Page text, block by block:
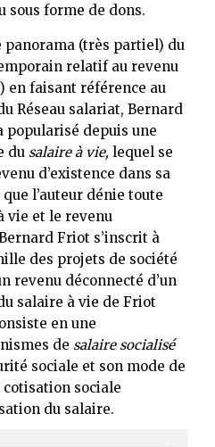
sous forme de dons.
panorama (très partiel) du
relatif au revenu
en faisant référence au
Réseau salariat, Bernard
popularisé depuis une
du salaire à vie, lequel se
d’existence dans sa
l’auteur dénie toute
vie et le revenu
Friot s’inscrit à
des projets de société
revenu déconnecté d’un
salaire à vie de Friot
en une
de salaire socialisé
sociale et son mode de
sociale
du salaire.